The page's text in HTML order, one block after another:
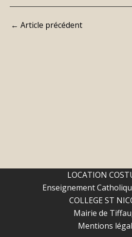
← Article précédent
LOCATION
Enseignement
COLLEGE ST
Mairie de
Mentions